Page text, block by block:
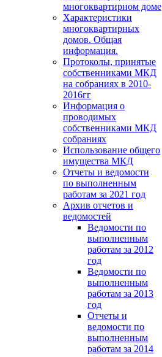
многоквартирном доме
Характеристики
многоквартирных
домов. Общая
информация.
Протоколы, принятые
собственниками МКД
на собраниях в 2010-
2016гг
Информация о
проводимых
собственниками МКД
собраниях
Использование общего
имущества МКД
Отчеты и ведомости
по выполненным
работам за 2021 год
Архив отчетов и
ведомостей
Ведомости по
выполненным
работам за 2012
год
Ведомости по
выполненным
работам за 2013
год
Отчеты и
ведомости по
выполненным
работам за 2014